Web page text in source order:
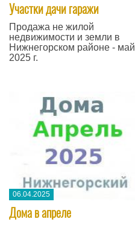
Участки дачи гаражи
Продажа не жилой
недвижимости и земли в
Нижнегорском районе - май
2025 г.
06.04.2025
Дома в апреле